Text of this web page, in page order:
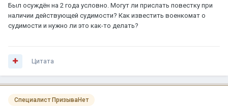
Был осуждён на 2 года условно. Могут ли прислать повестку при
наличии действующей судимости? Как известить военкомат о
судимости и нужно ли это как-то делать?
Цитата
Специалист ПризываНет